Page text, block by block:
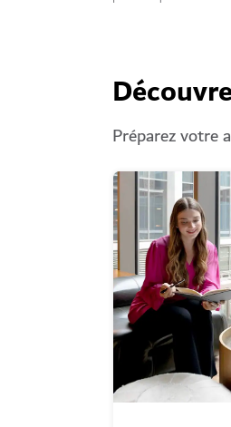
Préparez votre